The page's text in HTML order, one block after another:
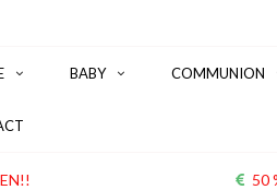
BABY COMMUNION
50